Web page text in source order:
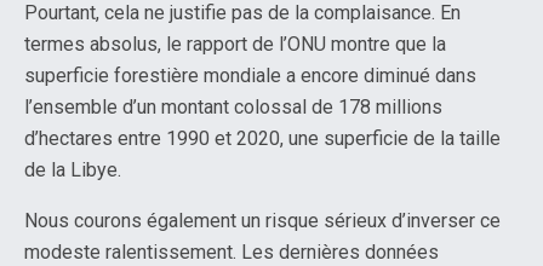
Pourtant, cela ne justifie pas de la complaisance. En
termes absolus, le rapport de l’ONU montre que la
superficie forestière mondiale a encore diminué dans
l’ensemble d’un montant colossal de 178 millions
d’hectares entre 1990 et 2020, une superficie de la taille
de la Libye.
Nous courons également un risque sérieux d’inverser ce
modeste ralentissement. Les dernières données